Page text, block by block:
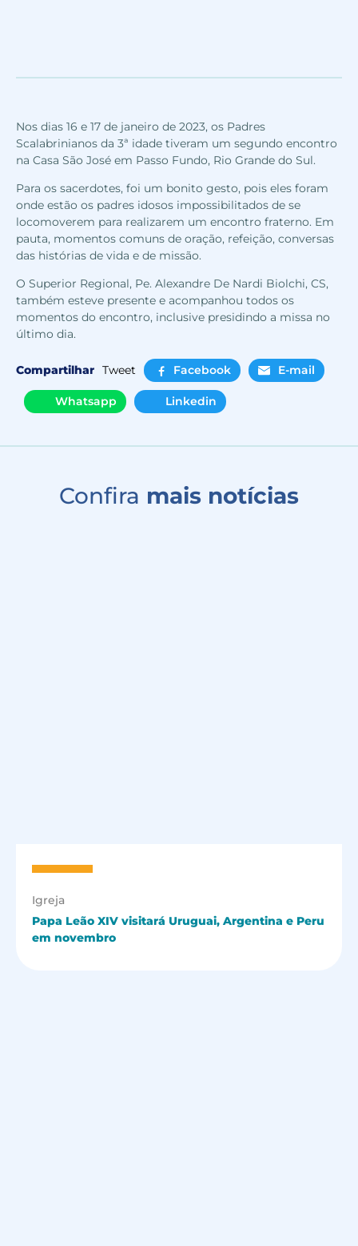
Nos dias 16 e 17 de janeiro de 2023, os Padres
Scalabrinianos da 3ª idade tiveram um segundo encontro
na Casa São José em Passo Fundo, Rio Grande do Sul.
Para os sacerdotes, foi um bonito gesto, pois eles foram
onde estão os padres idosos impossibilitados de se
locomoverem para realizarem um encontro fraterno. Em
pauta, momentos comuns de oração, refeição, conversas
das histórias de vida e de missão.
O Superior Regional, Pe. Alexandre De Nardi Biolchi, CS,
também esteve presente e acompanhou todos os
momentos do encontro, inclusive presidindo a missa no
último dia.
Compartilhar Tweet Facebook E-mail
Whatsapp Linkedin
Confira mais notícias
Igreja
Papa Leão XIV visitará Uruguai, Argentina e Peru
em novembro